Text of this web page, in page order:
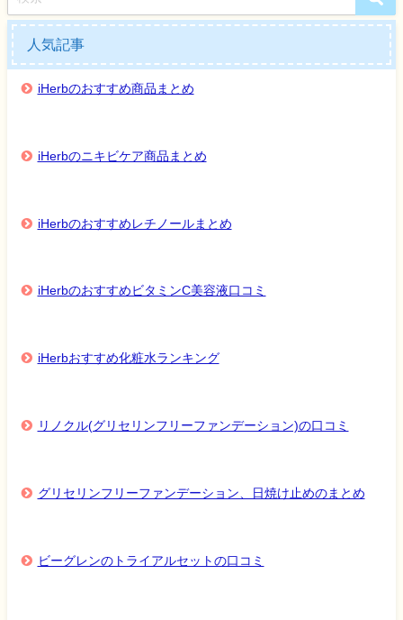
人気記事
iHerbのおすすめ商品まとめ
iHerbのニキビケア商品まとめ
iHerbのおすすめレチノールまとめ
iHerbのおすすめビタミンC美容液口コミ
iHerbおすすめ化粧水ランキング
リノクル(グリセリンフリーファンデーション)の口コミ
グリセリンフリーファンデーション、日焼け止めのまとめ
ビーグレンのトライアルセットの口コミ